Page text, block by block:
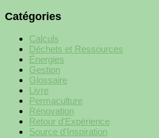
Catégories
Calculs
Déchets et Ressources
Énergies
Gestion
Glossaire
Livre
Permaculture
Rénovation
Retour d'Expérience
Source d'Inspiration